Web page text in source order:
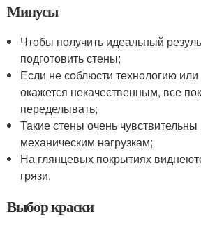
Минусы
Чтобы получить идеальный
подготовить стены;
Если не соблюсти технологию
окажется некачественным, все
переделывать;
Такие стены очень
механическим нагрузкам;
На глянцевых покрытиях
грязи.
Выбор краски